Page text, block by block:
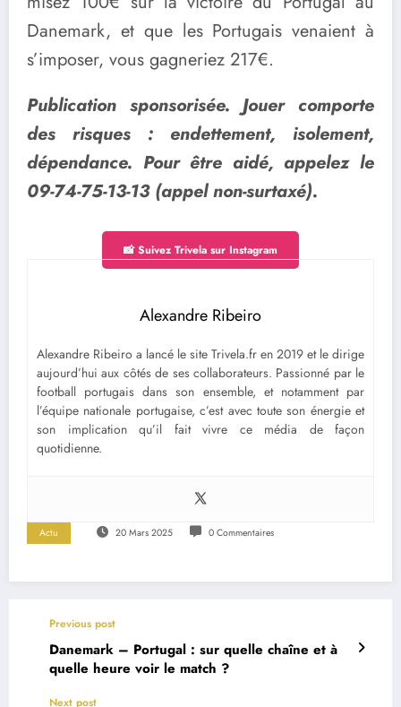
Danemark, et que les Portugais venaient à
s’imposer, vous gagneriez 217€.
Publication sponsorisée. Jouer comporte
des risques : endettement, isolement,
dépendance. Pour être aidé, appelez le
09-74-75-13-13 (appel non-surtaxé).
📸 Suivez Trivela sur Instagram
Alexandre Ribeiro
Alexandre Ribeiro a lancé le site Trivela.fr en 2019 et le dirige
aujourd’hui aux côtés de ses collaborateurs. Passionné par le
football portugais dans son ensemble, et notamment par
l’équipe nationale portugaise, c’est avec toute son énergie et
son implication qu’il fait vivre ce média de façon
quotidienne.
Actu 20 Mars 2025 0 Commentaires
Previous post
Danemark – Portugal : sur quelle chaîne et à
quelle heure voir le match ?
Next post